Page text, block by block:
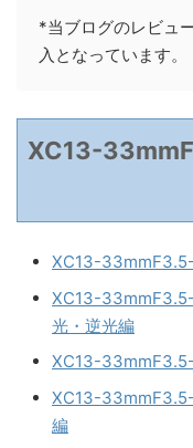
*当ブログのレビュ
入となっています。
XC13-
XC13-
XC13-
光・逆光編
XC13-
XC13-
編